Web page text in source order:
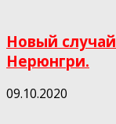
Новый
Нерюнгри.
09.10.2020